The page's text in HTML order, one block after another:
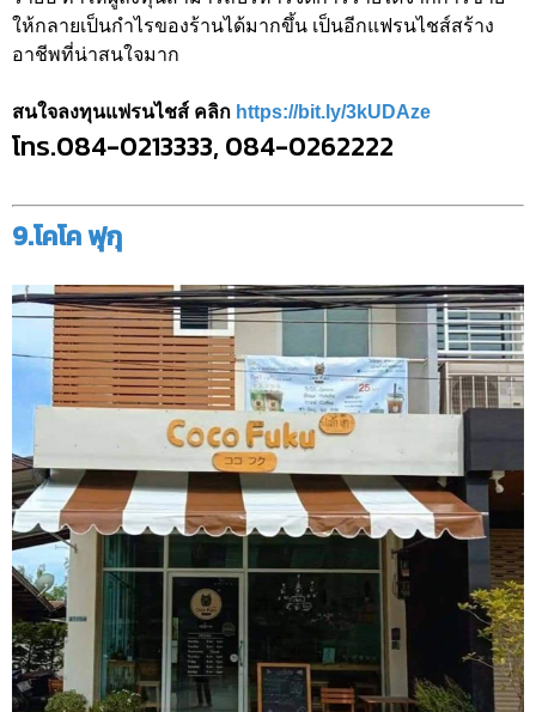
ให้กลายเป็นกำไรของร้านได้มากขึ้น เป็นอีกแฟรนไชส์สร้าง
อาชีพที่น่าสนใจมาก
สนใจลงทุนแฟรนไชส์ คลิก https://bit.ly/3kUDAze
โทร.084-0213333, 084-0262222
9.โคโค ฟุกุ